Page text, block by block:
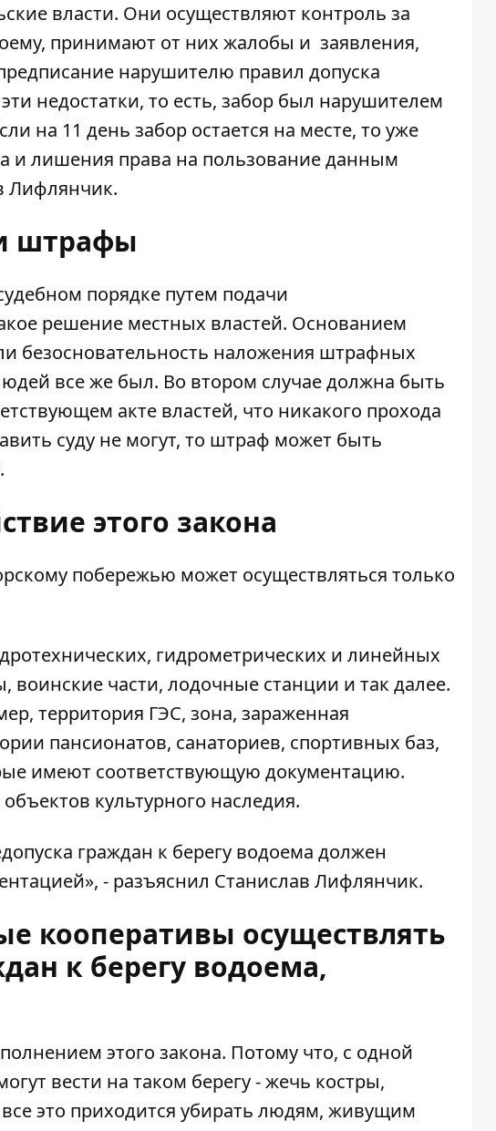
власти. Они осуществляют контроль за
принимают от них жалобы и заявления,
нарушителю правил допуска
недостатки, то есть, забор был нарушителем
на 11 день забор остается на месте, то уже
и лишения права на пользование данным
Лифлянчик.
штрафы
порядке путем подачи
решение местных властей. Основанием
безосновательность наложения штрафных
все же был. Во втором случае должна быть
акте властей, что никакого прохода
суду не могут, то штраф может быть
этого закона
побережью может осуществляться только
гидрометрических и линейных
части, лодочные станции и так далее.
территория ГЭС, зона, зараженная
пансионатов, санаториев, спортивных баз,
имеют соответствующую документацию.
культурного наследия.
граждан к берегу водоема должен
- разъяснил Станислав Лифлянчик.
кооперативы осуществлять
к берегу водоема,
этого закона. Потому что, с одной
вести на таком берегу - жечь костры,
это приходится убирать людям, живущим